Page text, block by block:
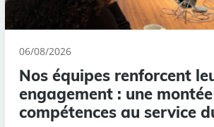
06/08/2026
Nos équipes renforcent
engagement : une
compétences au service